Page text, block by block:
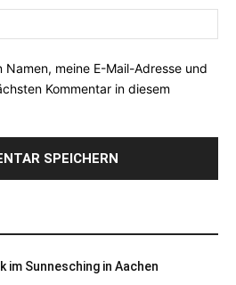
Namen, meine E-Mail-Adresse und
Kommentar in diesem
im Sunnesching in Aachen